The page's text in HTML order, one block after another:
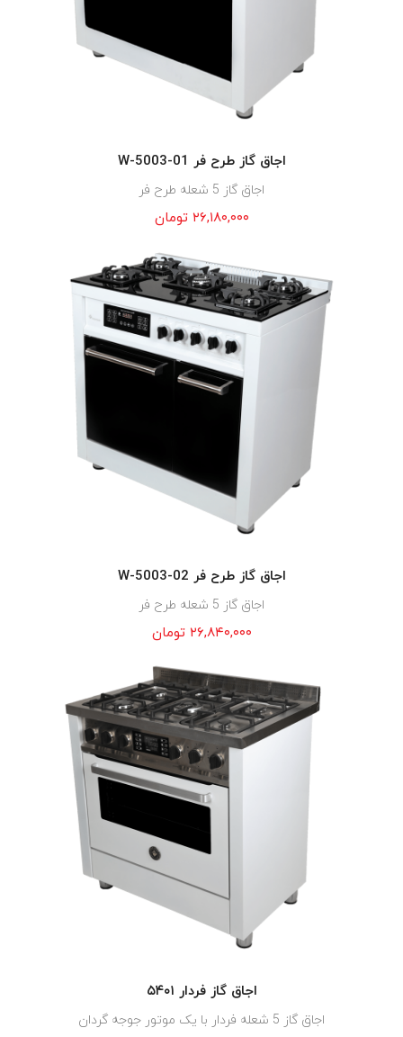
اجاق گاز طرح فر W-5003-01
اجاق گاز 5 شعله طرح فر
۲۶,۱۸۰,۰۰۰ تومان
اجاق گاز طرح فر W-5003-02
اجاق گاز 5 شعله طرح فر
۲۶,۸۴۰,۰۰۰ تومان
اجاق گاز فردار ۵۴۰۱
اجاق گاز 5 شعله فردار با یک موتور جوجه گردان